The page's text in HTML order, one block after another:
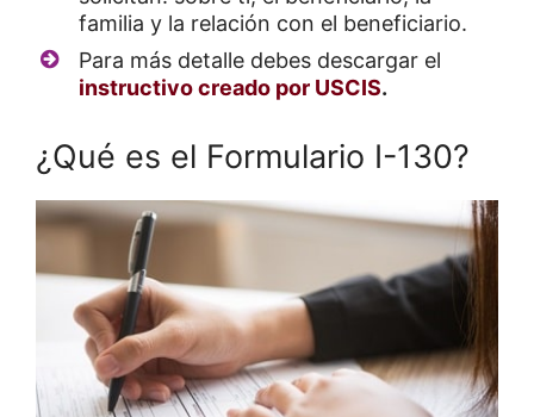
familia y la relación con el beneficiario.
Para más detalle debes descargar el
instructivo creado por USCIS.
¿Qué es el Formulario I-130?